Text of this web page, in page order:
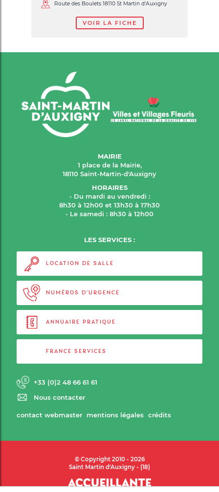
Route des Boulets 18110 St Martin d'Auxigny
VOIR LA FICHE
MAIRIE
1 place de la Mairie,
18110 Saint-Martin-d'Auxigny
HORAIRES
- Du mardi au vendredi :
8h30 à 12h00 et 13h30 à 17h30
- Le samedi : 8h30 à 12h00
LES SERVICES :
LOCATION DE SALLE
NUMÉROS D'URGENCE
ANNUAIRE PRATIQUE
FRANCE SERVICES
+33 (0)2 48 66 61 61
Nous contacter
contact webmaster mentions légales crédits
© Copyright 2010 - 2026
Saint Martin d'Auxigny - (18)